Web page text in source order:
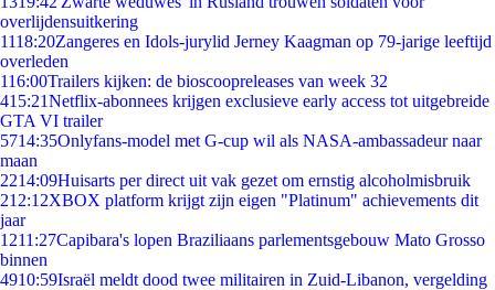
overlijdensuitkering
1118:20Zangeres en Idols-jurylid Jerney Kaagman op 79-jarige leeftijd
overleden
116:00Trailers kijken: de bioscoopreleases van week 32
415:21Netflix-abonnees krijgen exclusieve early access tot uitgebreide
GTA VI trailer
5714:35Onlyfans-model met G-cup wil als NASA-ambassadeur naar
maan
2214:09Huisarts per direct uit vak gezet om ernstig alcoholmisbruik
212:12XBOX platform krijgt zijn eigen "Platinum" achievements dit
jaar
1211:27Capibara's lopen Braziliaans parlementsgebouw Mato Grosso
binnen
4910:59Israël meldt dood twee militairen in Zuid-Libanon, vergelding